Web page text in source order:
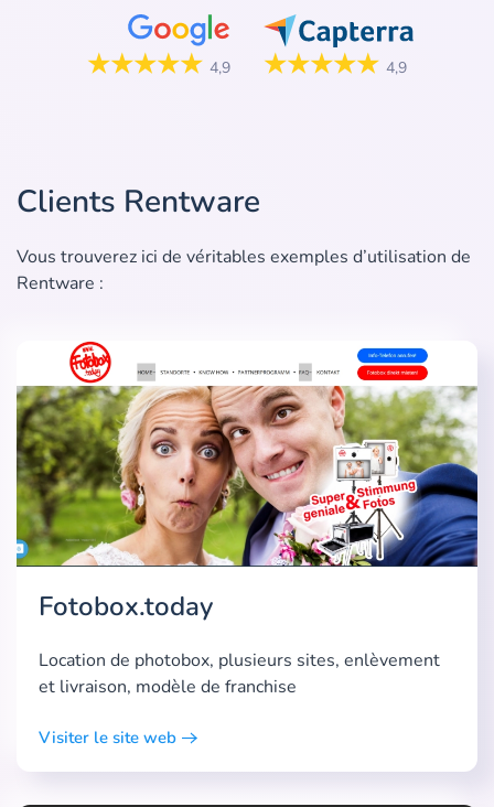
★★★★★ 4,9 ★★★★★ 4,9
Clients Rentware
Vous trouverez ici de véritables exemples d’utilisation de
Rentware :
Fotobox.today
Location de photobox, plusieurs sites, enlèvement
et livraison, modèle de franchise
Visiter le site web